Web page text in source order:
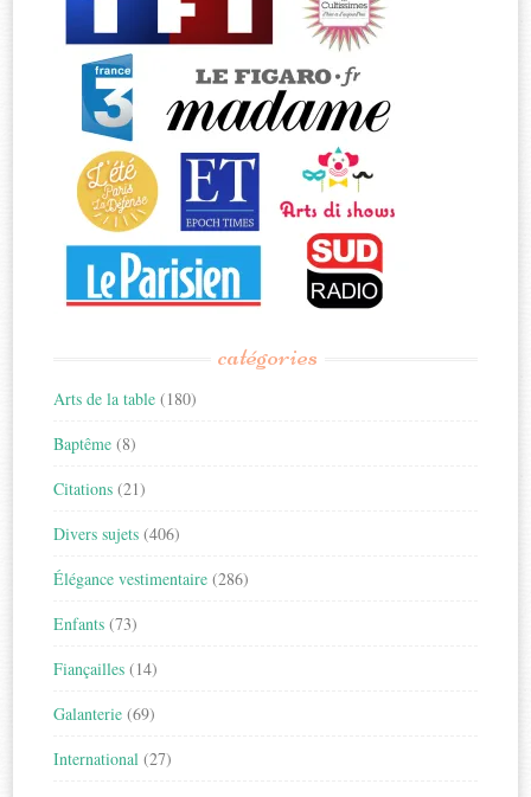
catégories
Arts de la table (180)
Baptême (8)
Citations (21)
Divers sujets (406)
Élégance vestimentaire (286)
Enfants (73)
Fiançailles (14)
Galanterie (69)
International (27)